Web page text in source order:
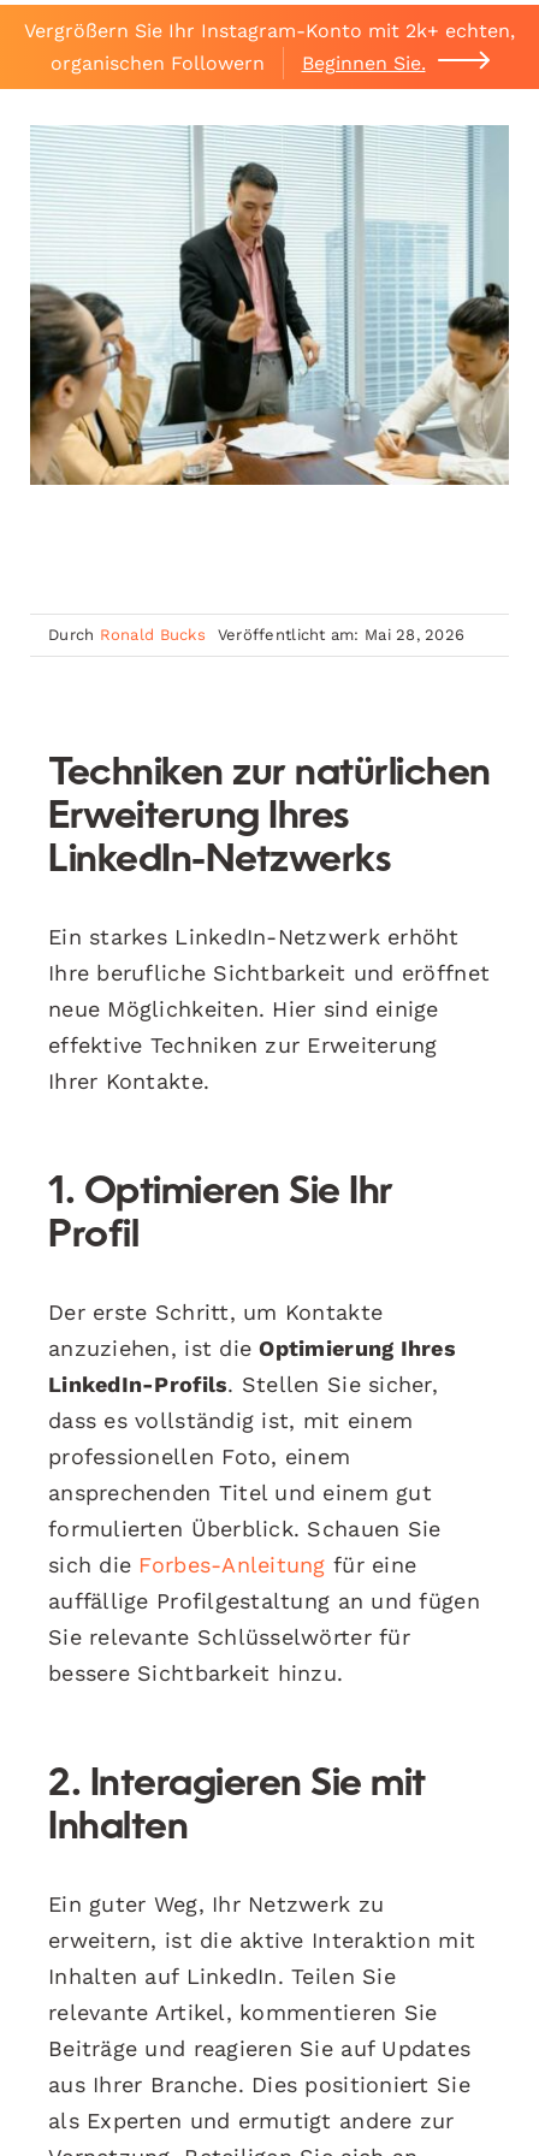
Vergrößern Sie Ihr Instagram-Konto mit 2k+ echten,
organischen Followern
Beginnen Sie.
Durch Ronald Bucks Veröffentlicht am: Mai 28, 2026
Techniken zur natürlichen
Erweiterung Ihres
LinkedIn-Netzwerks
Ein starkes LinkedIn-Netzwerk erhöht
Ihre berufliche Sichtbarkeit und eröffnet
neue Möglichkeiten. Hier sind einige
effektive Techniken zur Erweiterung
Ihrer Kontakte.
1. Optimieren Sie Ihr
Profil
Der erste Schritt, um Kontakte
anzuziehen, ist dieOptimierung Ihres
LinkedIn-Profils. Stellen Sie sicher,
dass es vollständig ist, mit einem
professionellen Foto, einem
ansprechenden Titel und einem gut
formulierten Überblick. Schauen Sie
sich die Forbes-Anleitung für eine
auffällige Profilgestaltung an und fügen
Sie relevante Schlüsselwörter für
bessere Sichtbarkeit hinzu.
2. Interagieren Sie mit
Inhalten
Ein guter Weg, Ihr Netzwerk zu
erweitern, ist die aktive Interaktion mit
Inhalten auf LinkedIn. Teilen Sie
relevante Artikel, kommentieren Sie
Beiträge und reagieren Sie auf Updates
aus Ihrer Branche. Dies positioniert Sie
als Experten und ermutigt andere zur